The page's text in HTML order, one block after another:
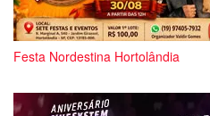
Festa Nordestina Hortolândia